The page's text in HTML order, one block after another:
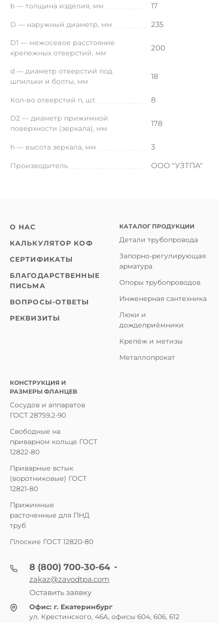
b — толщина изделия, мм 17
D — наружный диаметр, мм 235
D1 — межосевое расстояние
крепежных отверстий, мм
200
d — диаметр отверстий под
шпильки и болты, мм
18
Кол-во отверстий n, шт. 8
D2 — диаметр прижимной
поверхности (зеркала), мм
178
h — высота зеркала, мм 3
Производитель ООО "УЗТПА"
О НАС
КАЛЬКУЛЯТОР КОФ
СЕРТИФИКАТЫ
БЛАГОДАРСТВЕННЫЕ
ПИСЬМА
ВОПРОСЫ-ОТВЕТЫ
РЕКВИЗИТЫ
КАТАЛОГ ПРОДУКЦИИ
Детали трубопровода
Запорно-регулирующая
арматура
Опоры трубопроводов
Инженерная сантехника
Люки и
дождеприёмники
Крепёж и метизы
Металлопрокат
КОНСТРУКЦИЯ И
РАЗМЕРЫ ФЛАНЦЕВ
Сосудов и аппаратов
ГОСТ 28759.2-90
Свободные на
приварном кольце ГОСТ
12822-80
Приварные встык
(воротниковые) ГОСТ
12821-80
Прижимные
расточенные для ПНД
труб
Плоские ГОСТ 12820-80
8 (800) 700-30-64
zakaz@zavodtpa.com
Оставить заявку
Офис: г. Екатеринбург
ул. Крестинского, 46А, офисы 604, 606, 612